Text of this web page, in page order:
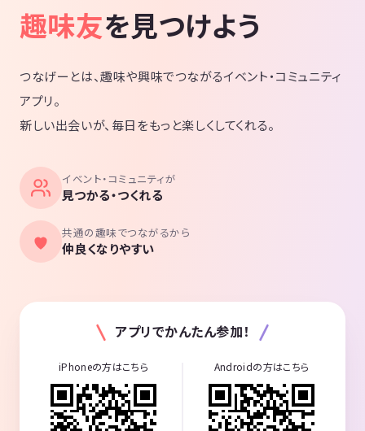
趣味友を見つけよう
つなげーとは、趣味や興味でつながるイベント・コミュニティ
アプリ。
新しい出会いが、毎日をもっと楽しくしてくれる。
イベント・コミュニティが
見つかる・つくれる
共通の趣味でつながるから
仲良くなりやすい
アプリでかんたん参加！
iPhoneの方はこちら Androidの方はこちら